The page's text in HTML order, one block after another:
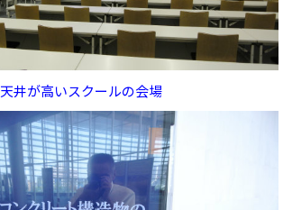
天井が高いスクールの会場